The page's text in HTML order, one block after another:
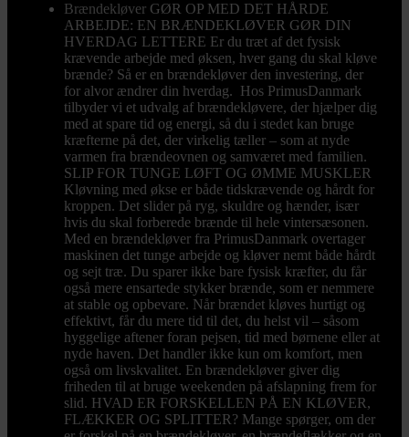
Brændekløver GØR OP MED DET HÅRDE
ARBEJDE: EN BRÆNDEKLØVER GØR DIN
HVERDAG LETTERE Er du træt af det fysisk
krævende arbejde med øksen, hver gang du skal kløve
brænde? Så er en brændekløver den investering, der
for alvor ændrer din hverdag. Hos PrimusDanmark
tilbyder vi et udvalg af brændekløvere, der hjælper dig
med at spare tid og energi, så du i stedet kan bruge
kræfterne på det, der virkelig tæller – som at nyde
varmen fra brændeovnen og samværet med familien.
SLIP FOR TUNGE LØFT OG ØMME MUSKLER
Kløvning med økse er både tidskrævende og hårdt for
kroppen. Det slider på ryg, skuldre og hænder, især
hvis du skal forberede brænde til hele vintersæsonen.
Med en brændekløver fra PrimusDanmark overtager
maskinen det tunge arbejde og kløver nemt både hårdt
og sejt træ. Du sparer ikke bare fysisk kræfter, du får
også mere ensartede stykker brænde, som er nemmere
at stable og opbevare. Når brændet kløves hurtigt og
effektivt, får du mere tid til det, du helst vil – såsom
hyggelige aftener foran pejsen, tid med børnene eller at
nyde haven. Det handler ikke kun om komfort, men
også om livskvalitet. En brændekløver giver dig
friheden til at bruge weekenden på afslapning frem for
slid. HVAD ER FORSKELLEN PÅ EN KLØVER,
FLÆKKER OG SPLITTER? Mange spørger, om der